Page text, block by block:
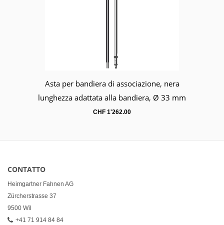
Carrello
Asta per bandiera di associazione, nera
lunghezza adattata alla bandiera, Ø 33 mm
CHF 1'262.00
CONTATTO
Heimgartner Fahnen AG
Zürcherstrasse 37
9500 Wil
+41 71 914 84 84